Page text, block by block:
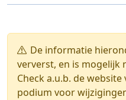
De informatie
ververst, en is mogelijk
Check a.u.b. de
podium voor